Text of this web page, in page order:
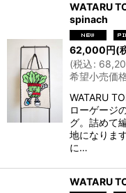
WATARU
spinach
62,000円(
(税込:
希望小売価
WATARU
ローゲージ
グ。詰めて
地になりま
に…
WATARU